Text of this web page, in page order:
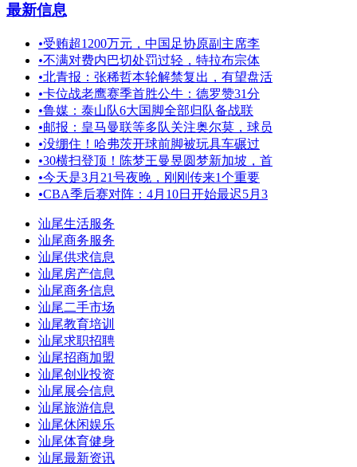
最新信息
•受贿超1200万元，中国足协原副主席李
•不满对费内巴切处罚过轻，特拉布宗体
•北青报：张稀哲本轮解禁复出，有望盘活
•卡位战老鹰赛季首胜公牛：德罗赞31分
•鲁媒：泰山队6大国脚全部归队备战联
•邮报：皇马曼联等多队关注奥尔莫，球员
•没绷住！哈弗茨开球前脚被玩具车碾过
•30横扫登顶！陈梦王曼昱圆梦新加坡，首
•今天是3月21号夜晚，刚刚传来1个重要
•CBA季后赛对阵：4月10日开始最迟5月3
汕尾生活服务
汕尾商务服务
汕尾供求信息
汕尾房产信息
汕尾商务信息
汕尾二手市场
汕尾教育培训
汕尾求职招聘
汕尾招商加盟
汕尾创业投资
汕尾展会信息
汕尾旅游信息
汕尾休闲娱乐
汕尾体育健身
汕尾最新资讯